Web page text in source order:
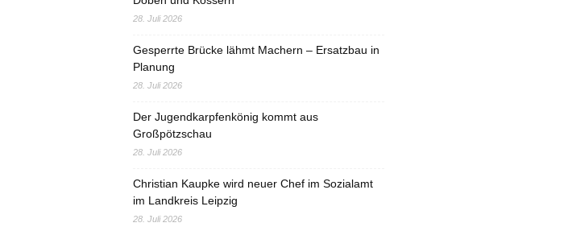
28. Juli 2026
Gesperrte Brücke lähmt Machern – Ersatzbau in
Planung
28. Juli 2026
Der Jugendkarpfenkönig kommt aus
Großpötzschau
28. Juli 2026
Christian Kaupke wird neuer Chef im Sozialamt
im Landkreis Leipzig
28. Juli 2026